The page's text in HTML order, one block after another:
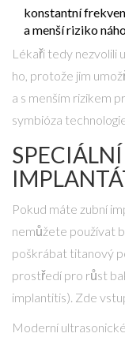
konstantní
a menší riziko
Lékaři tedy nezvolili
ho, protože jim
a s menším rizikem
symbióza
Pokud máte zubní
nemůžete používat
poškrábat titanový
prostředí pro růst
implantitis). Zde
Moderní